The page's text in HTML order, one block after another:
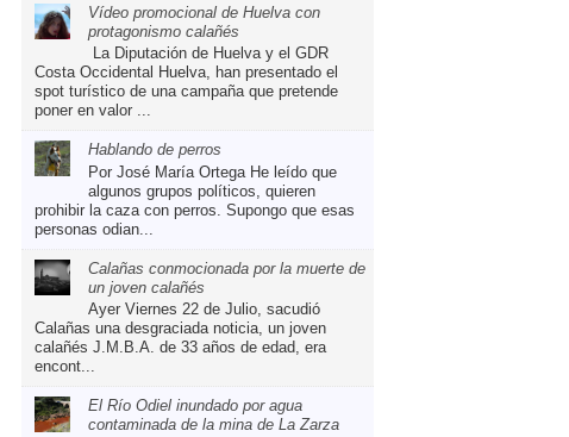
Vídeo promocional de Huelva con
protagonismo calañés
La Diputación de Huelva y el GDR
Costa Occidental Huelva, han presentado el
spot turístico de una campaña que pretende
poner en valor ...
Hablando de perros
Por José María Ortega He leído que
algunos grupos políticos, quieren
prohibir la caza con perros. Supongo que esas
personas odian...
Calañas conmocionada por la muerte de
un joven calañés
Ayer Viernes 22 de Julio, sacudió
Calañas una desgraciada noticia, un joven
calañés J.M.B.A. de 33 años de edad, era
encont...
El Río Odiel inundado por agua
contaminada de la mina de La Zarza